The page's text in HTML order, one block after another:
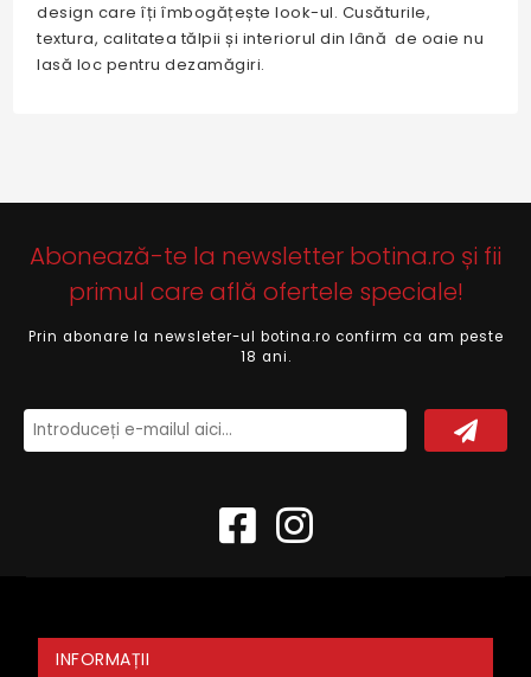
design care îți îmbogățește look-ul. Cusăturile,
textura, calitatea tălpii și interiorul din lână de oaie nu
lasă loc pentru dezamăgiri.
Abonează-te la newsletter botina.ro și fii
primul care află ofertele speciale!
Prin abonare la newsleter-ul botina.ro confirm ca am peste
18 ani.
INFORMAȚII